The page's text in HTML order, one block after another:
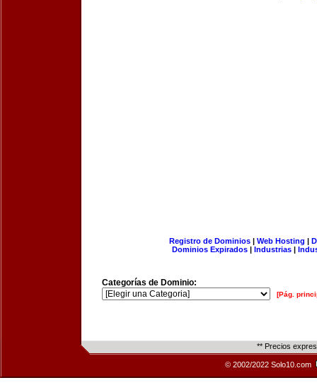
Registro de Dominios| Web Hosting |
Dominios Expirados | Industrias |
Categorías de Dominio:
[Pág.
** Precios
© 2002/2022 Solo10.com